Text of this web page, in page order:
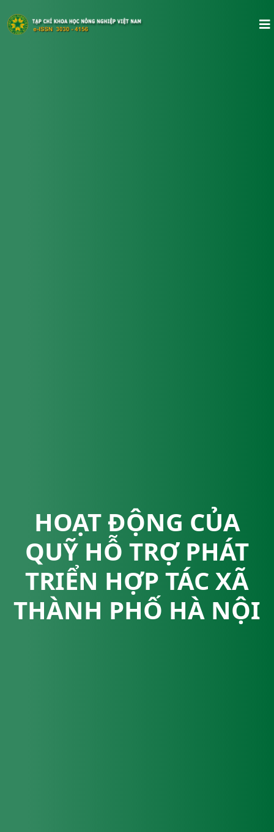
HOẠT ĐỘNG CỦA
QUỸ HỖ TRỢ PHÁT
TRIỂN HỢP TÁC XÃ
THÀNH PHỐ HÀ NỘI